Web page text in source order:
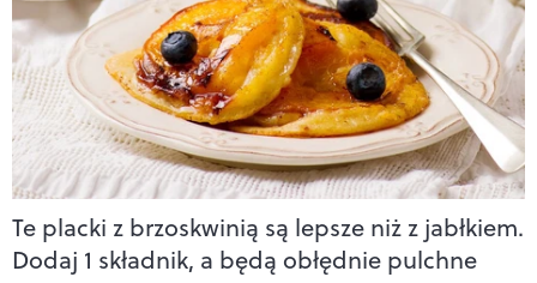
Te placki z brzoskwinią są lepsze niż z jabłkiem.
Dodaj 1 składnik, a będą obłędnie pulchne